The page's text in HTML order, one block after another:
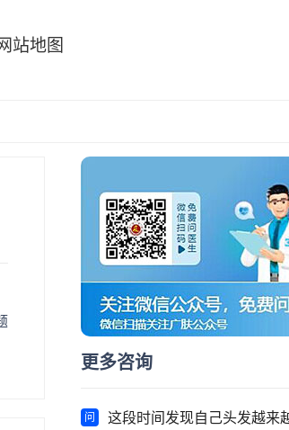
站地图
更多咨询
这段时间发现自己头发越来